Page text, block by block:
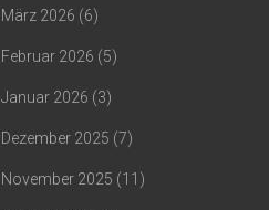
März 2026 (6)
Februar 2026 (5)
Januar 2026 (3)
Dezember 2025 (7)
November 2025 (11)